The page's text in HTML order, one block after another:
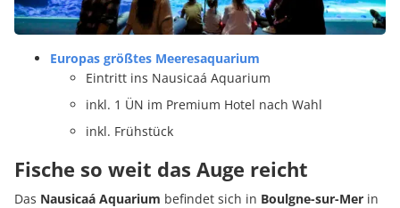
Europas größtes Meeresaquarium
Eintritt ins Nausicaá Aquarium
inkl. 1 ÜN im Premium Hotel nach Wahl
inkl. Frühstück
Fische so weit das Auge reicht
Das Nausicaá Aquarium befindet sich in Boulgne-sur-Mer in